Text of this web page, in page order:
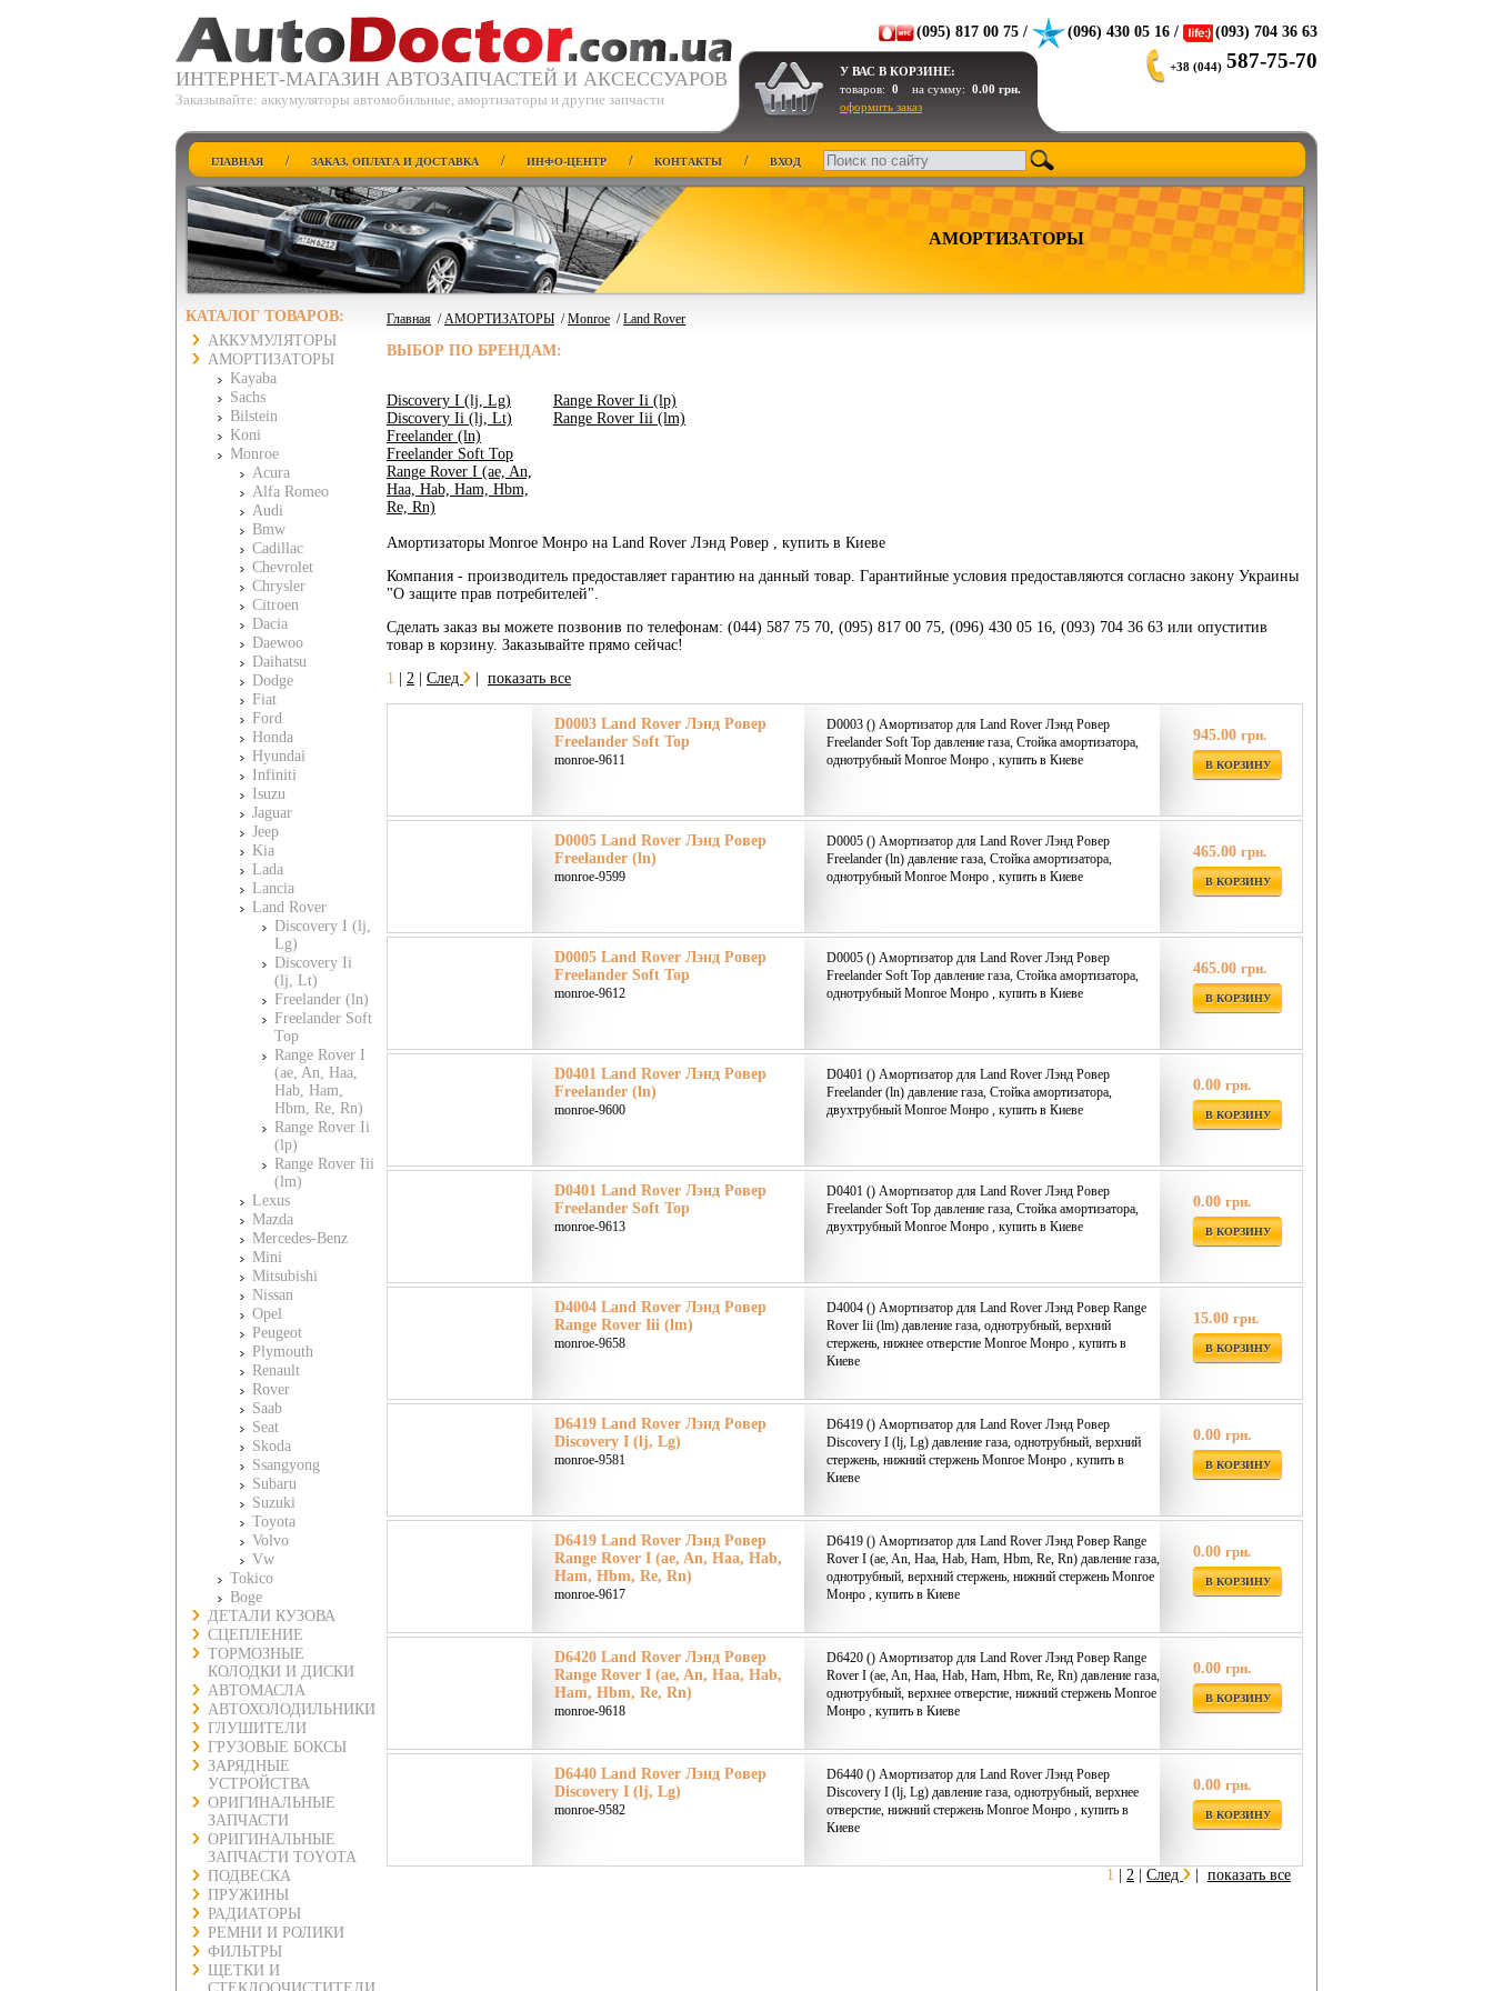
ИНТЕРНЕТ-МАГАЗИН АВТОЗАПЧАСТЕЙ И АКСЕССУАРОВ
Заказывайте: аккумуляторы автомобильные, амортизаторы и другие запчасти
(095) 817 00 75 / (096) 430 05 16 / (093) 704 36 63
У ВАС В КОРЗИНЕ:
товаров: 0 на сумму: 0.00 грн.
оформить заказ
+38 (044) 587-75-70
ГЛАВНАЯ / ЗАКАЗ, ОПЛАТА И ДОСТАВКА / ИНФО-ЦЕНТР / КОНТАКТЫ / ВХОД
АМОРТИЗАТОРЫ
КАТАЛОГ ТОВАРОВ:
АККУМУЛЯТОРЫ
АМОРТИЗАТОРЫ
Kayaba
Sachs
Bilstein
Koni
Monroe
Acura
Alfa Romeo
Audi
Bmw
Cadillac
Chevrolet
Chrysler
Citroen
Dacia
Daewoo
Daihatsu
Dodge
Fiat
Ford
Honda
Hyundai
Infiniti
Isuzu
Jaguar
Jeep
Kia
Lada
Lancia
Land Rover
Discovery I (lj,
Lg)
Discovery Ii
(lj, Lt)
Freelander (ln)
Freelander Soft
Top
Range Rover I
(ae, An, Haa,
Hab, Ham,
Hbm, Re, Rn)
Range Rover Ii
(lp)
Range Rover Iii
(lm)
Lexus
Mazda
Mercedes-Benz
Mini
Mitsubishi
Nissan
Opel
Peugeot
Plymouth
Renault
Rover
Saab
Seat
Skoda
Ssangyong
Subaru
Suzuki
Toyota
Volvo
Vw
Tokico
Boge
ДЕТАЛИ КУЗОВА
СЦЕПЛЕНИЕ
ТОРМОЗНЫЕ
КОЛОДКИ И ДИСКИ
АВТОМАСЛА
АВТОХОЛОДИЛЬНИКИ
ГЛУШИТЕЛИ
ГРУЗОВЫЕ БОКСЫ
ЗАРЯДНЫЕ
УСТРОЙСТВА
ОРИГИНАЛЬНЫЕ
ЗАПЧАСТИ
ОРИГИНАЛЬНЫЕ
ЗАПЧАСТИ TOYOTA
ПОДВЕСКА
ПРУЖИНЫ
РАДИАТОРЫ
РЕМНИ И РОЛИКИ
ФИЛЬТРЫ
ЩЕТКИ И
Главная /АМОРТИЗАТОРЫ /Monroe /Land Rover
ВЫБОР ПО БРЕНДАМ:
Discovery I (lj, Lg)
Discovery Ii (lj, Lt)
Freelander (ln)
Freelander Soft Top
Range Rover I (ae, An,
Haa, Hab, Ham, Hbm,
Re, Rn)
Range Rover Ii (lp)
Range Rover Iii (lm)
Амортизаторы Monroe Монро на Land Rover Лэнд Ровер , купить в Киеве
Компания - производитель предоставляет гарантию на данный товар. Гарантийные условия предоставляются согласно закону Украины
"О защите прав потребителей".
Сделать заказ вы можете позвонив по телефонам: (044) 587 75 70, (095) 817 00 75, (096) 430 05 16, (093) 704 36 63 или опуститив
товар в корзину. Заказывайте прямо сейчас!
1
2 След показать все
D0003 Land Rover Лэнд Ровер
Freelander Soft Top
monroe-9611
D0003 () Амортизатор для Land Rover Лэнд Ровер
Freelander Soft Top давление газа, Стойка амортизатора,
однотрубный Monroe Монро , купить в Киеве
945.00 грн.
В КОРЗИНУ
D0005 Land Rover Лэнд Ровер
Freelander (ln)
monroe-9599
D0005 () Амортизатор для Land Rover Лэнд Ровер
Freelander (ln) давление газа, Стойка амортизатора,
однотрубный Monroe Монро , купить в Киеве
465.00 грн.
В КОРЗИНУ
D0005 Land Rover Лэнд Ровер
Freelander Soft Top
monroe-9612
D0005 () Амортизатор для Land Rover Лэнд Ровер
Freelander Soft Top давление газа, Стойка амортизатора,
однотрубный Monroe Монро , купить в Киеве
465.00 грн.
В КОРЗИНУ
D0401 Land Rover Лэнд Ровер
Freelander (ln)
monroe-9600
D0401 () Амортизатор для Land Rover Лэнд Ровер
Freelander (ln) давление газа, Стойка амортизатора,
двухтрубный Monroe Монро , купить в Киеве
0.00 грн.
В КОРЗИНУ
D0401 Land Rover Лэнд Ровер
Freelander Soft Top
monroe-9613
D0401 () Амортизатор для Land Rover Лэнд Ровер
Freelander Soft Top давление газа, Стойка амортизатора,
двухтрубный Monroe Монро , купить в Киеве
0.00 грн.
В КОРЗИНУ
D4004 Land Rover Лэнд Ровер
Range Rover Iii (lm)
monroe-9658
D4004 () Амортизатор для Land Rover Лэнд Ровер Range
Rover Iii (lm) давление газа, однотрубный, верхний
стержень, нижнее отверстие Monroe Монро , купить в
Киеве
15.00 грн.
В КОРЗИНУ
D6419 Land Rover Лэнд Ровер
Discovery I (lj, Lg)
monroe-9581
D6419 () Амортизатор для Land Rover Лэнд Ровер
Discovery I (lj, Lg) давление газа, однотрубный, верхний
стержень, нижний стержень Monroe Монро , купить в
Киеве
0.00 грн.
В КОРЗИНУ
D6419 Land Rover Лэнд Ровер
Range Rover I (ae, An, Haa, Hab,
Ham, Hbm, Re, Rn)
monroe-9617
D6419 () Амортизатор для Land Rover Лэнд Ровер Range
Rover I (ae, An, Haa, Hab, Ham, Hbm, Re, Rn) давление газа,
однотрубный, верхний стержень, нижний стержень Monroe
Монро , купить в Киеве
0.00 грн.
В КОРЗИНУ
D6420 Land Rover Лэнд Ровер
Range Rover I (ae, An, Haa, Hab,
Ham, Hbm, Re, Rn)
monroe-9618
D6420 () Амортизатор для Land Rover Лэнд Ровер Range
Rover I (ae, An, Haa, Hab, Ham, Hbm, Re, Rn) давление газа,
однотрубный, верхнее отверстие, нижний стержень Monroe
Монро , купить в Киеве
0.00 грн.
В КОРЗИНУ
D6440 Land Rover Лэнд Ровер
Discovery I (lj, Lg)
monroe-9582
D6440 () Амортизатор для Land Rover Лэнд Ровер
Discovery I (lj, Lg) давление газа, однотрубный, верхнее
отверстие, нижний стержень Monroe Монро , купить в
Киеве
0.00 грн.
В КОРЗИНУ
1 2 След показать все